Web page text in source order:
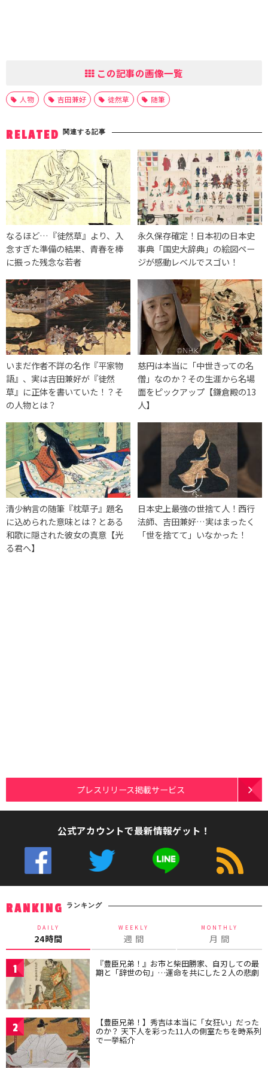
この記事の画像一覧
人物 吉田兼好 徒然草 随筆
RELATED 関連する記事
なるほど…『徒然草』より、入
念すぎた準備の結果、青春を棒
に振った残念な若者
永久保存確定！日本初の日本史
事典「国史大辞典」の絵図ペー
ジが感動レベルでスゴい！
いまだ作者不詳の名作『平家物
語』、実は吉田兼好が『徒然
草』に正体を書いていた！？そ
の人物とは？
慈円は本当に「中世きっての名
僧」なのか？その生涯から名場
面をピックアップ【鎌倉殿の13
人】
清少納言の随筆『枕草子』題名
に込められた意味とは？とある
和歌に隠された彼女の真意【光
る君へ】
日本史上最強の世捨て人！西行
法師、吉田兼好…実はまったく
「世を捨てて」いなかった！
プレスリリース掲載サービス
公式アカウントで最新情報ゲット！
RANKING ランキング
DAILY
24時間
WEEKLY
週 間
MONTHLY
月 間
1 『豊臣兄弟！』お市と柴田勝家、自刃しての最
期と「辞世の句」…運命を共にした２人の悲劇
2 【豊臣兄弟！】秀吉は本当に「女狂い」だった
のか？ 天下人を彩った11人の側室たちを時系列
で一挙紹介